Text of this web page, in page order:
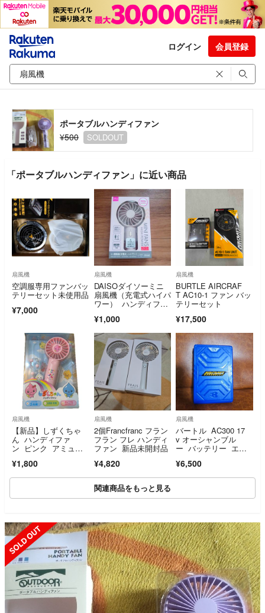
ログイン 会員登録
ポータブルハンディファン
¥500
SOLDOUT
「ポータブルハンディファン」に近い商品
扇風機
空調服専用ファンバッ
テリーセット未使用品
¥7,000
扇風機
DAISOダイソーミニ
扇風機（充電式ハイパ
ワー） ハンディファ
¥1,000
扇風機
BURTLE AIRCRAF
T AC10-1 ファン バッ
テリーセット
¥17,500
扇風機
【新品】しずくちゃ
ん ハンディファ
ン ピンク アミュー
¥1,800
扇風機
2個Francfranc フラン
フラン フレ ハンディ
ファン 新品未開封品
¥4,820
扇風機
バートル AC300 17
v オーシャンブル
ー バッテリー エア
¥6,500
関連商品をもっと見る
SOLD OUT